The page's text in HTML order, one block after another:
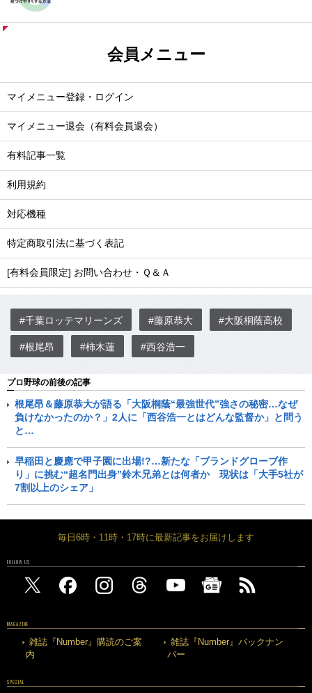
会員メニュー
マイメニュー登録・ログイン
マイメニュー退会（有料会員退会）
有料記事一覧
利用規約
対応機種
特定商取引法に基づく表記
[有料会員限定] お問い合わせ・Ｑ＆Ａ
#千葉ロッテマリーンズ #藤原恭大 #大阪桐蔭高校
#根尾昂 #柿木蓮 #西谷浩一
プロ野球の前後の記事
根尾昂＆藤原恭大が語る「大阪桐蔭“最強世代”強さの秘密…なぜ
負けなかったのか？」2人に「西谷浩一とはどんな監督か」と問う
と…
早稲田と慶應で甲子園に出場!?…新たな「ブランドグローブ作
り」に挑む“超名門出身”鈴木兄弟とは何者か 現状は「大手5社が
7割以上のシェア」
毎日6時・11時・17時に最新記事をお届けします
FOLLOW US
MAGAZINE
雑誌『Number』購読のご案
内
雑誌『Number』バックナン
バー
SPECIAL